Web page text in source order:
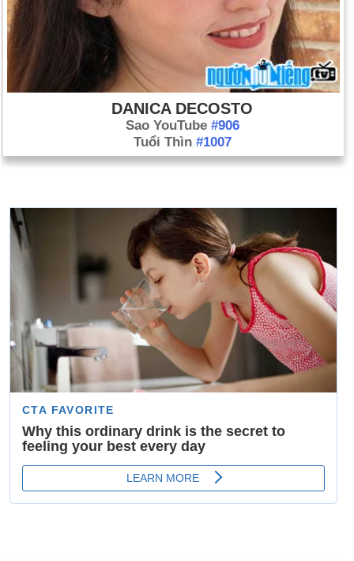
DANICA DECOSTO
Sao YouTube #906
Tuổi Thìn #1007